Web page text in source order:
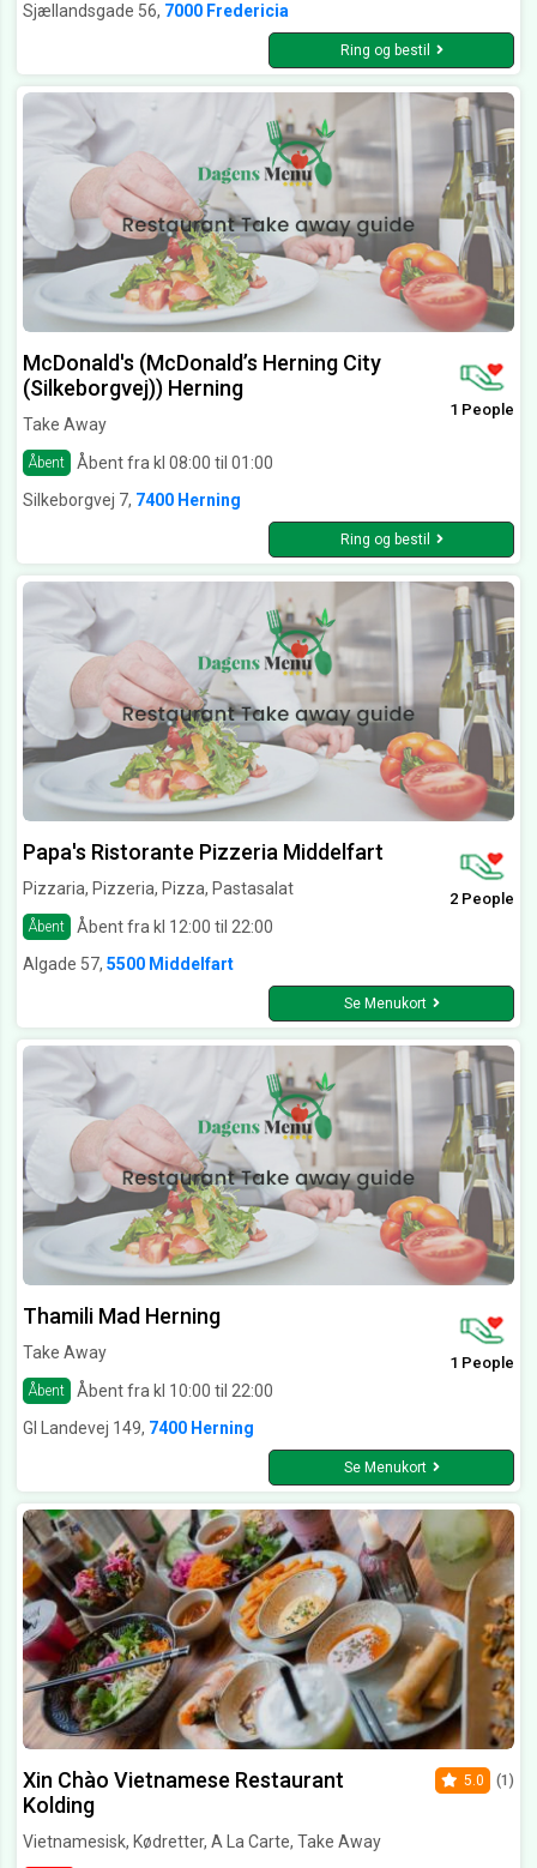
Sjællandsgade 56, 7000 Fredericia
Ring og bestil
McDonald's (McDonald’s Herning City
(Silkeborgvej)) Herning
Take Away
Åbent Åbent fra kl 08:00 til 01:00
1 People
Silkeborgvej 7, 7400 Herning
Ring og bestil
Papa's Ristorante Pizzeria Middelfart
Pizzaria, Pizzeria, Pizza, Pastasalat
Åbent Åbent fra kl 12:00 til 22:00
2 People
Algade 57, 5500 Middelfart
Se Menukort
Thamili Mad Herning
Take Away
Åbent Åbent fra kl 10:00 til 22:00
1 People
Gl Landevej 149, 7400 Herning
Se Menukort
Xin Chào Vietnamese Restaurant
Kolding
Vietnamesisk, Kødretter, A La Carte, Take Away
5.0 (1)